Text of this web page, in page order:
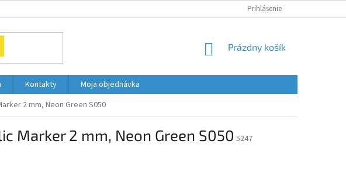
Prihlásenie
NÁKUPNÝ
Prázdny košík
Kontakty
Moja objednávka
2 mm, Neon Green S050
Marker 2 mm, Neon Green S050 5247